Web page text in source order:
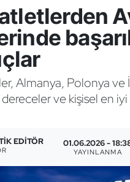
Almanya, Polonya ve
dereceler ve kişisel en
EDITÖR 01.06.2026 -
YAYINLANMA
Bowling Dart